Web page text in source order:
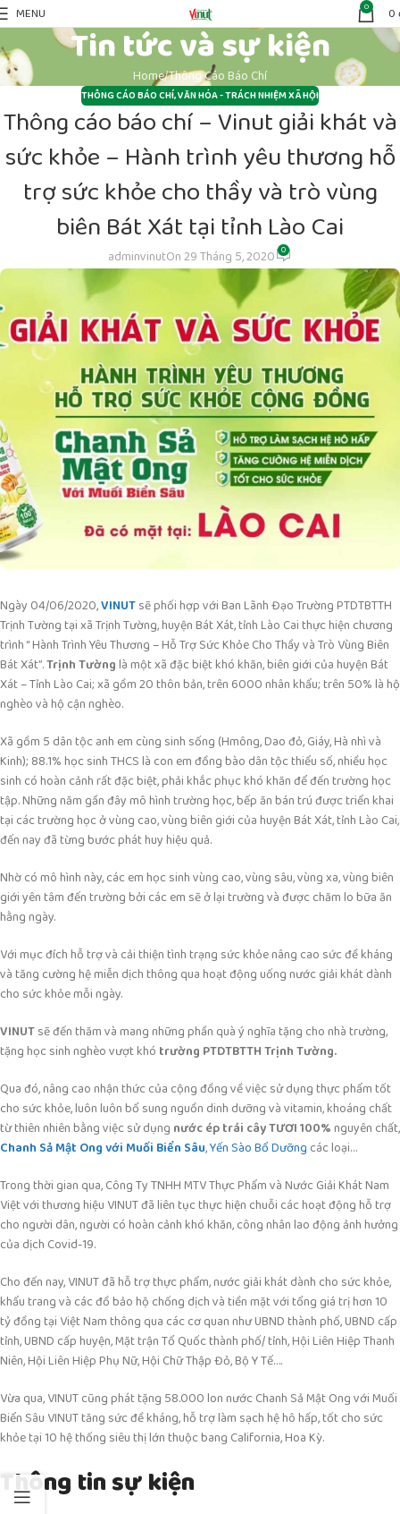
MENU 0 0
Tin tức và sự kiện
Home Thông Cáo Báo Chí
THÔNG CÁO BÁO CHÍ,VĂN HÓA - TRÁCH NHIỆM XÃ HỘI
Thông cáo báo chí – Vinut giải khát và
sức khỏe – Hành trình yêu thương hỗ
trợ sức khỏe cho thầy và trò vùng
biên Bát Xát tại tỉnh Lào Cai
adminvinutOn 29 Tháng 5, 2020 0
Ngày 04/06/2020,VINUTsẽ phối hợp với Ban Lãnh Đạo Trường PTDTBTTH
Trịnh Tường tại xã Trịnh Tường, huyện Bát Xát, tỉnh Lào Cai thực hiện chương
trình “ Hành Trình Yêu Thương – Hỗ Trợ Sức Khỏe Cho Thầy và Trò Vùng Biên
Bát Xát”.Trịnh Tườnglà một xã đặc biệt khó khăn, biên giới của huyện Bát
Xát – Tỉnh Lào Cai; xã gồm 20 thôn bản, trên 6000 nhân khẩu; trên 50% là hộ
nghèo và hộ cận nghèo.
Xã gồm 5 dân tộc anh em cùng sinh sống (Hmông, Dao đỏ, Giáy, Hà nhì và
Kinh); 88.1% học sinh THCS là con em đồng bào dân tộc thiểu số, nhiều học
sinh có hoàn cảnh rất đặc biệt, phải khắc phục khó khăn để đến trường học
tập. Những năm gần đây mô hình trường học, bếp ăn bán trú được triển khai
tại các trường học ở vùng cao, vùng biên giới của huyện Bát Xát, tỉnh Lào Cai,
đến nay đã từng bước phát huy hiệu quả.
Nhờ có mô hình này, các em học sinh vùng cao, vùng sâu, vùng xa, vùng biên
giới yên tâm đến trường bởi các em sẽ ở lại trường và được chăm lo bữa ăn
hằng ngày.
Với mục đích hỗ trợ và cải thiện tình trạng sức khỏe nâng cao sức đề kháng
và tăng cường hệ miễn dịch thông qua hoạt động uống nước giải khát dành
cho sức khỏe mỗi ngày.
VINUTsẽ đến thăm và mang những phần quà ý nghĩa tặng cho nhà trường,
tặng học sinh nghèo vượt khó trường PTDTBTTH Trịnh Tường.
Qua đó, nâng cao nhận thức của cộng đồng về việc sử dụng thực phẩm tốt
cho sức khỏe, luôn luôn bổ sung nguồn dinh dưỡng và vitamin, khoáng chất
từ thiên nhiên bằng việc sử dụng nước ép trái cây TƯƠI 100%nguyên chất,
Chanh Sả Mật Ong với Muối Biển Sâu,Yến Sào Bổ Dưỡng các loại…
Trong thời gian qua, Công Ty TNHH MTV Thực Phẩm và Nước Giải Khát Nam
Việt với thương hiệu VINUT đã liên tục thực hiện chuỗi các hoạt động hỗ trợ
cho người dân, người có hoàn cảnh khó khăn, công nhân lao động ảnh hưởng
của dịch Covid-19.
Cho đến nay, VINUT đã hỗ trợ thực phẩm, nước giải khát dành cho sức khỏe,
khẩu trang và các đồ bảo hộ chống dịch và tiền mặt với tổng giá trị hơn 10
tỷ đồng tại Việt Nam thông qua các cơ quan như UBND thành phố, UBND cấp
tỉnh, UBND cấp huyện, Mặt trận Tổ Quốc thành phố/ tỉnh, Hội Liên Hiệp Thanh
Niên, Hội Liên Hiệp Phụ Nữ, Hội Chữ Thập Đỏ, Bộ Y Tế….
Vừa qua, VINUT cũng phát tặng 58.000 lon nước Chanh Sả Mật Ong với Muối
Biển Sâu VINUT tăng sức đề kháng, hỗ trợ làm sạch hệ hô hấp, tốt cho sức
khỏe tại 10 hệ thống siêu thị lớn thuộc bang California, Hoa Kỳ.
Thông tin sự kiện